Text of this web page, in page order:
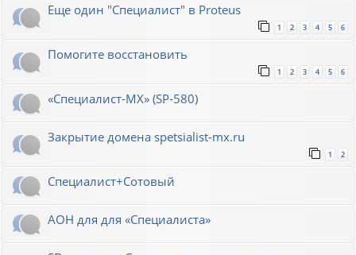
Еще один "Специалист" в Proteus
1 2 3 4 5 6
Помогите восстановить
1 2 3 4 5 6
«Специалист-МХ» (SP-580)
Закрытие домена spetsialist-mx.ru
1 2
Специалист+Сотовый
АОН для для «Специалиста»